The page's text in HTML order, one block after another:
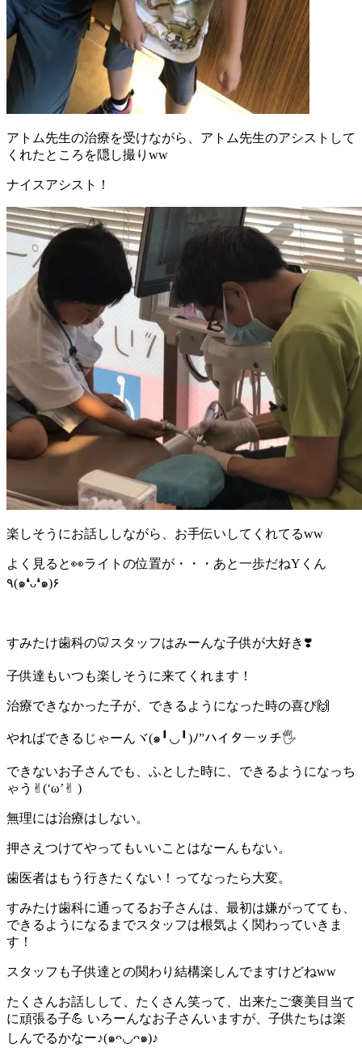
アトム先生の治療を受けながら、アトム先生のアシストして
くれたところを隠し撮りww
ナイスアシスト！
楽しそうにお話ししながら、お手伝いしてくれてるww
よく見ると👀ライトの位置が・・・あと一歩だねYくん
٩(๑❛ᴗ❛๑)۶
すみたけ歯科の🦷スタッフはみーんな子供が大好き❣️
子供達もいつも楽しそうに来てくれます！
治療できなかった子が、できるようになった時の喜び🙌
やればできるじゃーんヾ(๑╹◡╹)ﾉ”ハイターッチ🖐
できないお子さんでも、ふとした時に、できるようになっち
ゃう✌︎(‘ω’✌︎ )
無理には治療はしない。
押さえつけてやってもいいことはなーんもない。
歯医者は もう行きたくない！ってなったら大変。
すみたけ歯科に通ってるお子さんは、最初は嫌がってても、
できるようになるまでスタッフは根気よく関わっていきま
す！
スタッフも子供達との関わり結構楽しんでますけどねww
たくさんお話しして、たくさん笑って、出来たご褒美目当て
に頑張る子💪 いろーんなお子さんいますが、子供たちは楽
しんでるかなー♪(๑ᴖ◡ᴖ๑)♪